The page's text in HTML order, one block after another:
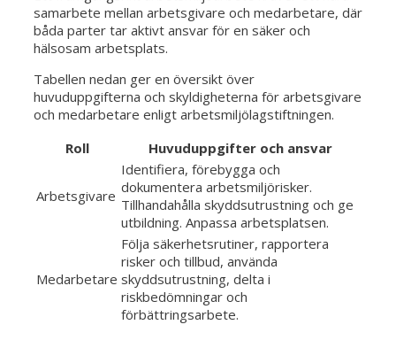
samarbete mellan arbetsgivare och medarbetare, där
båda parter tar aktivt ansvar för en säker och
hälsosam arbetsplats.
Tabellen nedan ger en översikt över
huvuduppgifterna och skyldigheterna för arbetsgivare
och medarbetare enligt arbetsmiljölagstiftningen.
Roll
Huvuduppgifter och ansvar
Arbetsgivare
Identifiera, förebygga och
dokumentera arbetsmiljörisker.
Tillhandahålla skyddsutrustning och ge
utbildning. Anpassa arbetsplatsen.
Medarbetare
Följa säkerhetsrutiner, rapportera
risker och tillbud, använda
skyddsutrustning, delta i
riskbedömningar och
förbättringsarbete.